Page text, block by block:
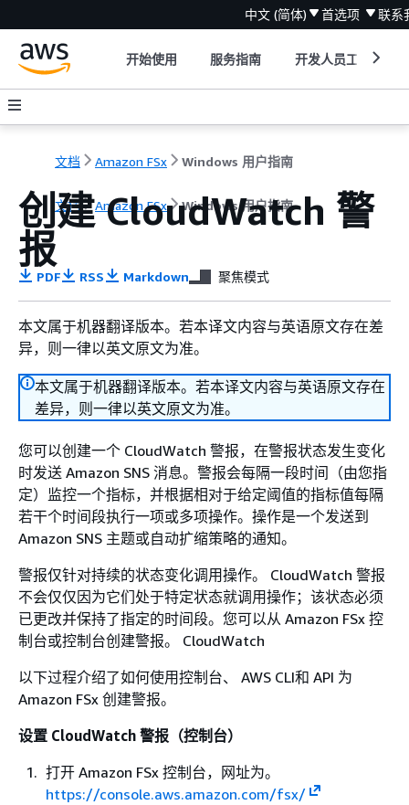
中文 (简体) 首选项 联系
开始使用 服务指南 开发人员工具
文档 Amazon FSx Windows 用户指南
文档 Amazon FSx Windows 用户指南
创建 CloudWatch 警
报
PDF RSS Markdown 聚焦模式
本文属于机器翻译版本。若本译文内容与英语原文存在差
异，则一律以英文原文为准。
本文属于机器翻译版本。若本译文内容与英语原文存在
差异，则一律以英文原文为准。
您可以创建一个 CloudWatch 警报，在警报状态发生变化
时发送 Amazon SNS 消息。警报会每隔一段时间（由您指
定）监控一个指标，并根据相对于给定阈值的指标值每隔
若干个时间段执行一项或多项操作。操作是一个发送到
Amazon SNS 主题或自动扩缩策略的通知。
警报仅针对持续的状态变化调用操作。 CloudWatch 警报
不会仅仅因为它们处于特定状态就调用操作；该状态必须
已更改并保持了指定的时间段。您可以从 Amazon FSx 控
制台或控制台创建警报。 CloudWatch
以下过程介绍了如何使用控制台、 AWS CLI和 API 为
Amazon FSx 创建警报。
设置 CloudWatch 警报（控制台）
打开 Amazon FSx 控制台，网址为。
https://console.aws.amazon.com/fsx/